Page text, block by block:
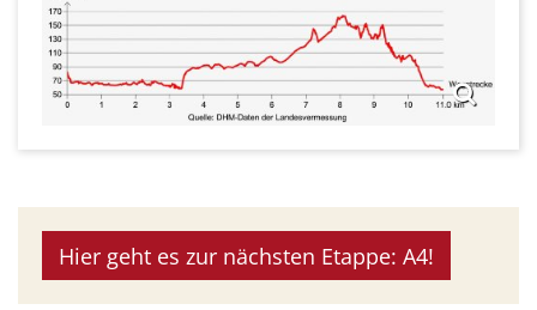
Hier geht es zur nächsten Etappe: A4!